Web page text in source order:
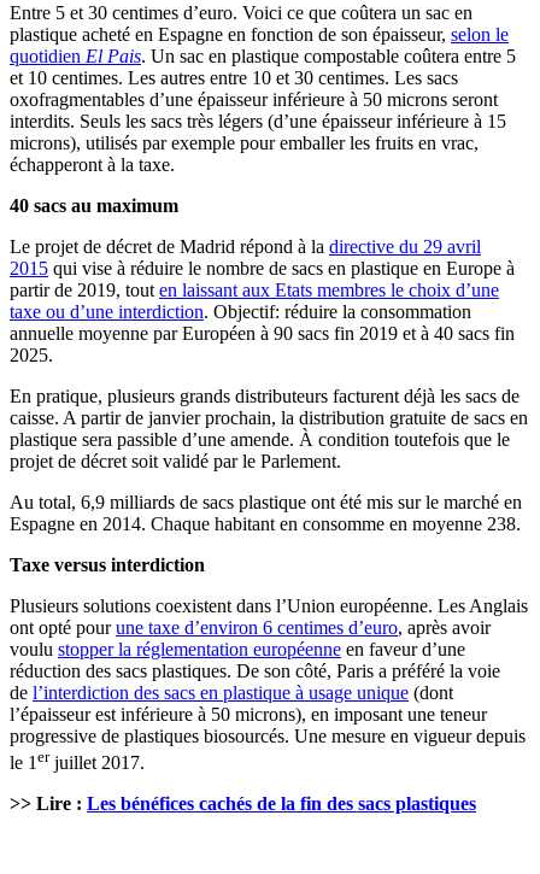
Entre 5 et 30 centimes d’euro. Voici ce que coûtera un sac en
plastique acheté en Espagne en fonction de son épaisseur, selon le
quotidien El Pais. Un sac en plastique compostable coûtera entre 5
et 10 centimes. Les autres entre 10 et 30 centimes. Les sacs
oxofragmentables d’une épaisseur inférieure à 50 microns seront
interdits. Seuls les sacs très légers (d’une épaisseur inférieure à 15
microns), utilisés par exemple pour emballer les fruits en vrac,
échapperont à la taxe.
40 sacs au maximum
Le projet de décret de Madrid répond à la directive du 29 avril
2015 qui vise à réduire le nombre de sacs en plastique en Europe à
partir de 2019, tout en laissant aux Etats membres le choix d’une
taxe ou d’une interdiction. Objectif: réduire la consommation
annuelle moyenne par Européen à 90 sacs fin 2019 et à 40 sacs fin
2025.
En pratique, plusieurs grands distributeurs facturent déjà les sacs de
caisse. A partir de janvier prochain, la distribution gratuite de sacs en
plastique sera passible d’une amende. À condition toutefois que le
projet de décret soit validé par le Parlement.
Au total, 6,9 milliards de sacs plastique ont été mis sur le marché en
Espagne en 2014. Chaque habitant en consomme en moyenne 238.
Taxe versus interdiction
Plusieurs solutions coexistent dans l’Union européenne. Les Anglais
ont opté pourune taxe d’environ 6 centimes d’euro, après avoir
voulu stopper la réglementation européenne en faveur d’une
réduction des sacs plastiques. De son côté, Paris a préféré la voie
de l’interdiction des sacs en plastique à usage unique (dont
l’épaisseur est inférieure à 50 microns), en imposant une teneur
progressive de plastiques biosourcés. Une mesure en vigueur depuis
le 1 erjuillet 2017.
>> Lire : Les bénéfices cachés de la fin des sacs plastiques